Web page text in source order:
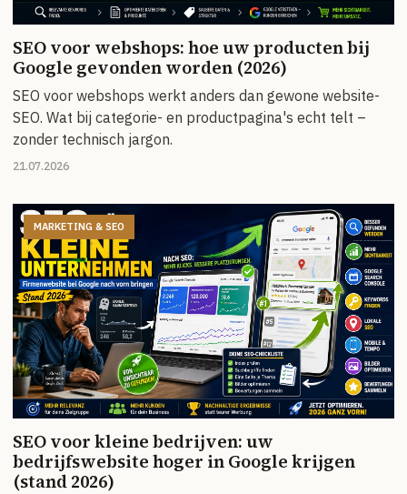
SEO voor webshops: hoe uw producten bij
Google gevonden worden (2026)
SEO voor webshops werkt anders dan gewone website-
SEO. Wat bij categorie- en productpagina's echt telt –
zonder technisch jargon.
21.07.2026
MARKETING & SEO
SEO voor kleine bedrijven: uw
bedrijfswebsite hoger in Google krijgen
(stand 2026)